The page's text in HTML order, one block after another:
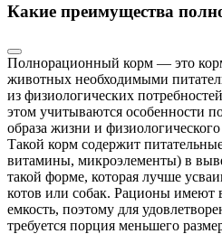
Какие преимущества
Полнорационный корм — это
животных необходимыми
из физиологических
этом учитываются особенности
образа жизни и
Такой корм содержит
витамины, микроэлементы) в
такой форме, которая лучше
котов или собак. Рационы имеют
емкость, поэтому для
требуется порция меньшего